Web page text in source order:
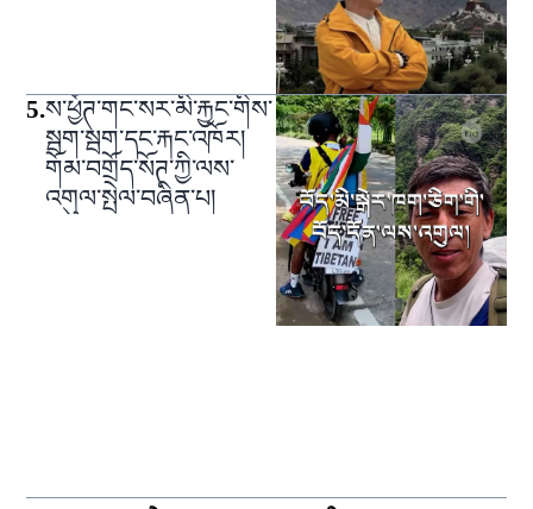
5.ས་ཕྱོཊ་གང་སར་མི་རྐྱང་གིས་
སྦག་སྦག་དང་རྐང་འཁོར།
གོམ་བགྲོད་སོཊ་ཀྱི་ལས་
འགུལ་སྤེལ་བཞིན་པ།